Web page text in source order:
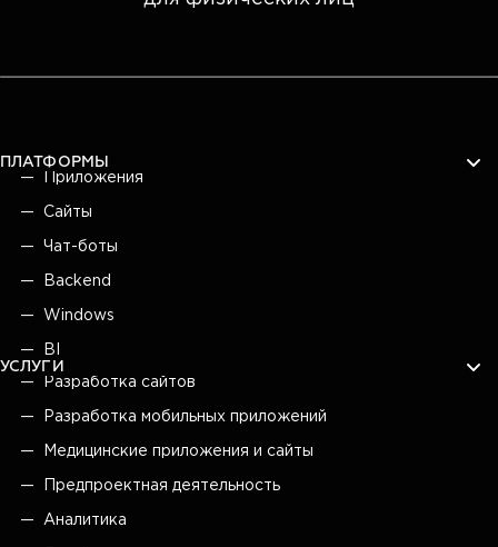
ПЛАТФОРМЫ
Приложения
Сайты
Чат-боты
Backend
Windows
BI
УСЛУГИ
Разработка сайтов
Разработка мобильных приложений
Медицинские приложения и сайты
Предпроектная деятельность
Аналитика